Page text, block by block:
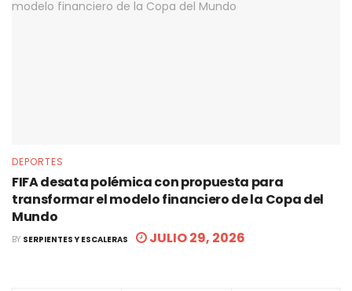
DEPORTES
FIFA desata polémica con propuesta para
transformar el modelo financiero de la Copa del
Mundo
BY SERPIENTES Y ESCALERAS JULIO 29, 2026